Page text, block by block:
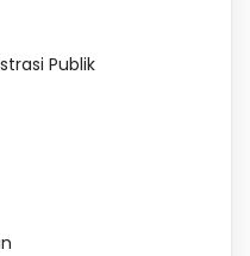
Publik